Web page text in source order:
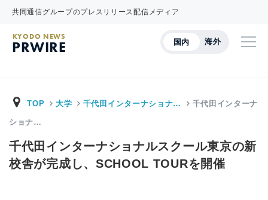
共同通信グループのプレスリリース配信メディア
国内 海外
KYODO NEWS
PRWIRE
TOP 大学 千代田インターナショナ… 千代田インターナ
ショナ…
千代田インターナショナルスクール東京の新
校舎が完成し、SCHOOL TOURを開催